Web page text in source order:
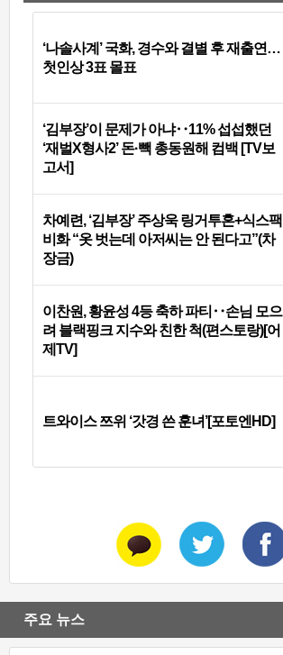
‘나솔사계’ 국화, 경수와 결별 후 재출연…
첫인상 3표 몰표
‘김부장’이 문제가 아냐‥11% 섭섭했던
‘재벌X형사2’ 돈·빽 총동원해 컴백 [TV보
고서]
차예련, ‘김부장’ 주상욱 링거투혼+식스팩
비화 “옷 벗는데 아저씨는 안 된다고”(차
장금)
이찬원, 황윤성 4등 축하 파티‥손님 모으
려 블랙핑크 지수와 친한 척(편스토랑)[어
제TV]
트와이스 쯔위 ‘갓경 쓴 훈녀’[포토엔HD]
주요 뉴스